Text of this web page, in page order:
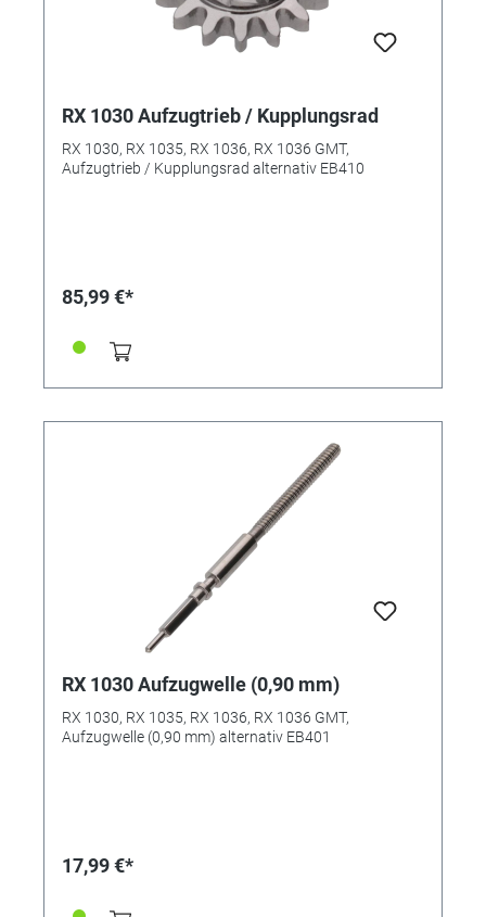
RX 1030 Aufzugtrieb / Kupplungsrad
RX 1030, RX 1035, RX 1036, RX 1036 GMT,
Aufzugtrieb / Kupplungsrad alternativ EB410
85,99 €*
RX 1030 Aufzugwelle (0,90 mm)
RX 1030, RX 1035, RX 1036, RX 1036 GMT,
Aufzugwelle (0,90 mm) alternativ EB401
17,99 €*